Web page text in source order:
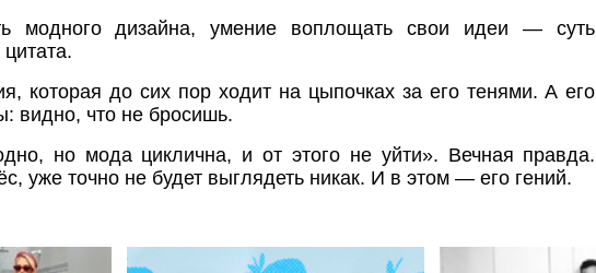
модного дизайна, умение воплощать свои идеи — суть
которая до сих пор ходит на цыпочках за его тенями. А его
видно, что не бросишь.
но мода циклична, и от этого не уйти». Вечная правда.
уже точно не будет выглядеть никак. И в этом — его гений.